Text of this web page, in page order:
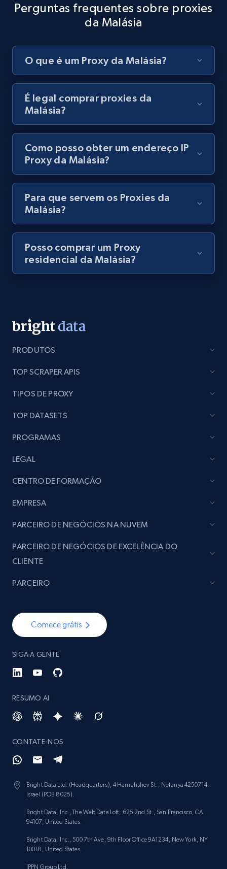
Perguntas frequentes sobre proxies
da Malásia
O que é um Proxy da Malásia?
É legal comprar proxies da
Malásia?
Como posso obter um endereço IP
Proxy da Malásia?
Para que servem os Proxies da
Malásia?
Posso comprar um Proxy
residencial da Malásia?
PRODUTOS
TOP SCRAPER APIS
TIPOS DE PROXY
TOP DATASETS
PROGRAMAS
LEGAL
CENTRO DE FORMAÇÃO
EMPRESA
Comece grátis
SIGA A GENTE
RESUMO AI
CONTATE-NOS
Bright Data Ltd. (Headquarters), 4 Hamahshev St., Netanya 4250714,
Israel (POB 8025).
Bright Data, Inc., The Web Data Loft, 625 2nd St., San Francisco, CA
94107, United States.
Bright Data, Inc., 500 7th Ave, 9th Floor Office 9A1234, New York, NY
10018, United States.
IPPN Group Ltd.
PARCEIRO DE NEGÓCIOS NA NUVEM
PARCEIRO DE NEGÓCIOS DE EXCELÊNCIA DO
CLIENTE
PARCEIRO